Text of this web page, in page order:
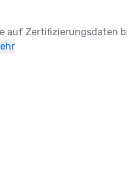
auf Zertifizierungsdaten